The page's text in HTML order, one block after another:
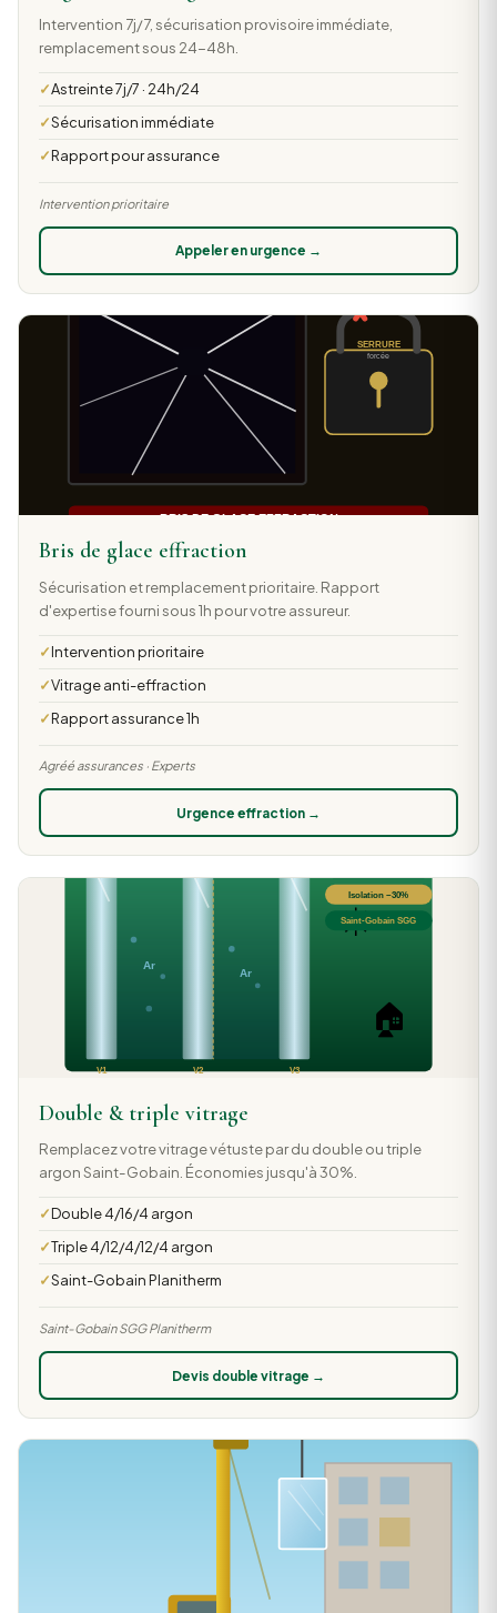
Intervention 7j/7, sécurisation provisoire immédiate,
remplacement sous 24-48h.
Astreinte 7j/7 · 24h/24
Sécurisation immédiate
Rapport pour assurance
Intervention prioritaire
Appeler en urgence →
Bris de glace effraction
Sécurisation et remplacement prioritaire. Rapport
d'expertise fourni sous 1h pour votre assureur.
Intervention prioritaire
Vitrage anti-effraction
Rapport assurance 1h
Agréé assurances · Experts
Urgence effraction →
Double & triple vitrage
Remplacez votre vitrage vétuste par du double ou triple
argon Saint-Gobain. Économies jusqu'à 30%.
Double 4/16/4 argon
Triple 4/12/4/12/4 argon
Saint-Gobain Planitherm
Saint-Gobain SGG Planitherm
Devis double vitrage →